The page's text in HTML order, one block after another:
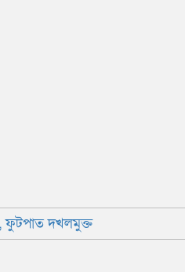
ফুটপাত দখলমুক্ত